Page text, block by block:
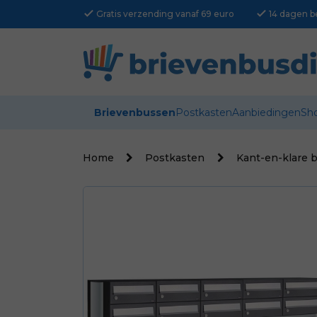
check Gratis verzending vanaf 69 euro check 14 dagen
BrievenbussenPostkastenAanbiedingen
Home Postkasten Kant-en-klare